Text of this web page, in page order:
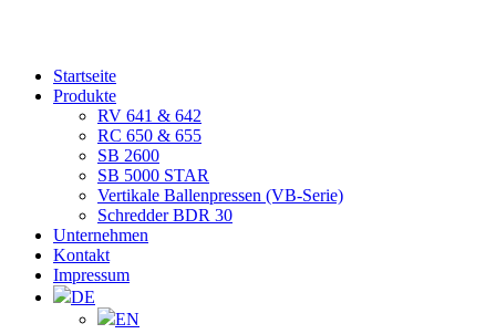
Startseite
Produkte
RV 641 & 642
RC 650 & 655
SB 2600
SB 5000 STAR
Vertikale Ballenpressen (VB-Serie)
Schredder BDR 30
Unternehmen
Kontakt
Impressum
DE
EN